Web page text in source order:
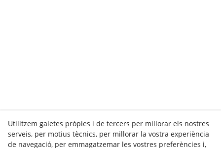
Utilitzem galetes pròpies i de tercers per millorar els nostres
serveis, per motius tècnics, per millorar la vostra experiència
de navegació, per emmagatzemar les vostres preferències i,